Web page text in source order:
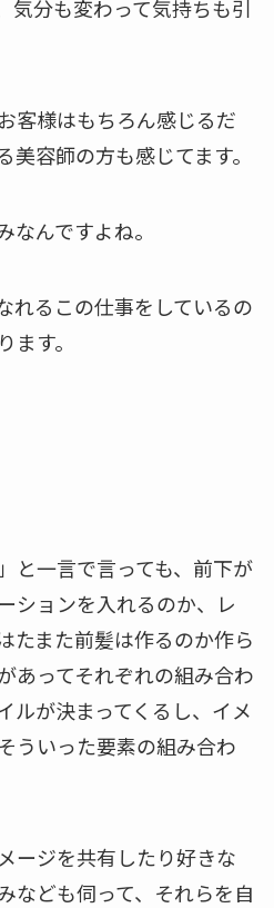
気分も変わって気持ちも引
客様はもちろん感じるだ
容師の方も感じてます。
なんですよね。
れるこの仕事をしているの
す。
と一言で言っても、前下が
ションを入れるのか、レ
たまた前髪は作るのか作ら
あってそれぞれの組み合わ
ルが決まってくるし、イメ
ういった要素の組み合わ
ージを共有したり好きな
なども伺って、それらを自